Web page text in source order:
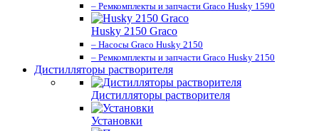
– Ремкомплекты и запчасти Graco Husky 1590
Husky 2150 Graco
– Насосы Graco Husky 2150
– Ремкомплекты и запчасти Graco Husky 2150
Дистилляторы растворителя
Дистилляторы растворителя
Установки